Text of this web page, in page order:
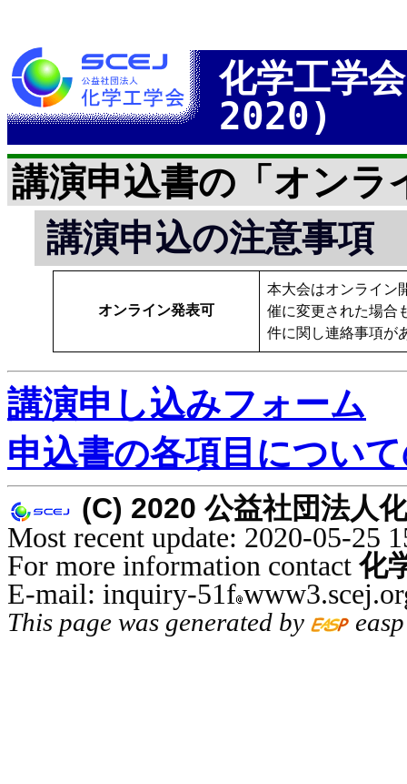
化学工学
2020)
講演申込書の「オンラ
講演申込の注意事項
オンライン発表可
本大会はオンライン
催に変更された場合
件に関し連絡事項が
講演申し込みフォーム
申込書の各項目につい
(C) 2020 公益社団法人
Most recent update: 2020-05-25
For more information contact 化
E-mail: inquiry-51f
This page was generated by